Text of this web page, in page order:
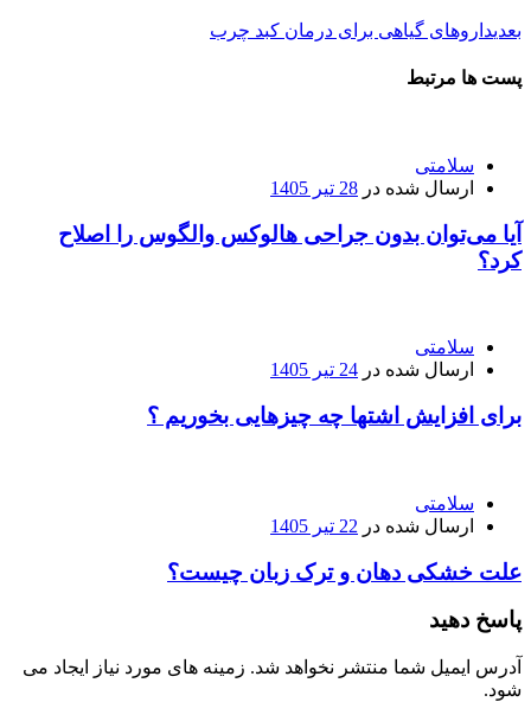
بعدیداروهای گیاهی برای درمان کبد چرب
پست ها مرتبط
سلامتی
ارسال شده در 28 تیر 1405
آیا می‌توان بدون جراحی هالوکس والگوس را اصلاح
کرد؟
سلامتی
ارسال شده در 24 تیر 1405
برای افزایش اشتها چه چیزهایی بخوریم ؟
سلامتی
ارسال شده در 22 تیر 1405
علت خشکی دهان و ترک زبان چیست؟
پاسخ دهید
آدرس ایمیل شما منتشر نخواهد شد. زمینه های مورد نیاز ایجاد می
شود.